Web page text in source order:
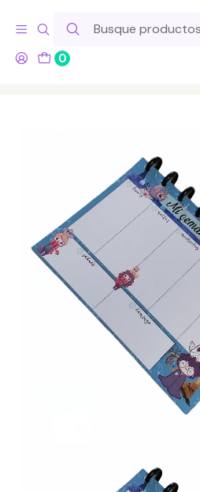
0
Hola! Si tu pedido incluye
ten en cuenta este tiempo para el